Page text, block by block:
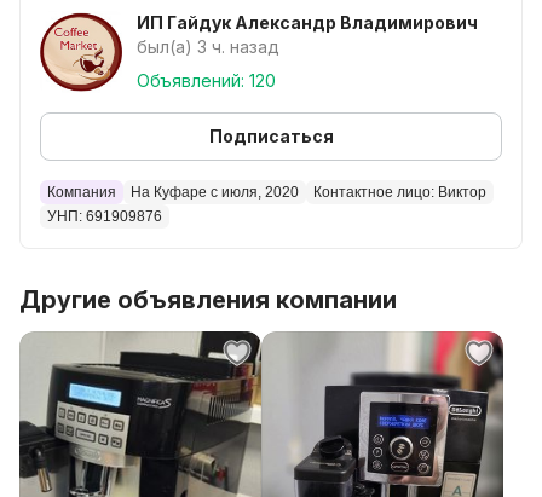
ИП Гайдук Александр Владимирович
был(а) 3 ч. назад
Объявлений: 120
Подписаться
Компания На Куфаре с июля, 2020
Контактное лицо: Виктор
УНП: 691909876
Другие объявления компании